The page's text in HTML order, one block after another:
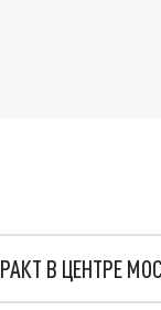
В ЦЕНТРЕ